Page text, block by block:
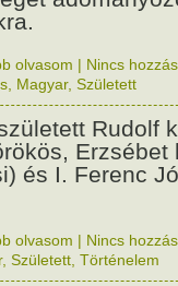
olvasom | Nincs
Magyar, Született
Rudolf
Erzsébet
és I. Ferenc
olvasom | Nincs
, Született Történelem